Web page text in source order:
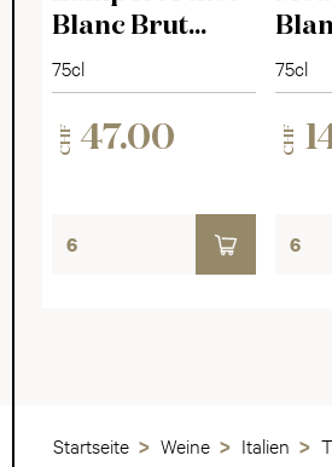
Blanc Brut
2024
75cl
CHF 47.00
75cl
CHF
Startseite Weine Italien